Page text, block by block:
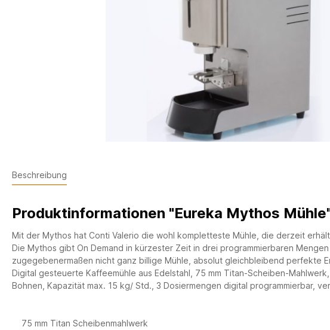
Beschreibung
Produktinformationen "Eureka Mythos
Mit der Mythos hat Conti Valerio die wohl kompletteste Mühle, die derzeit
Die Mythos gibt On Demand in kürzester Zeit in drei programmierbaren
zugegebenermaßen nicht ganz billige Mühle, absolut gleichbleibend perfekte
Digital gesteuerte Kaffeemühle aus Edelstahl, 75 mm Titan-Scheiben-
Bohnen, Kapazität max. 15 kg/ Std., 3 Dosiermengen digital programmierbar,
75 mm Titan Scheibenmahlwerk